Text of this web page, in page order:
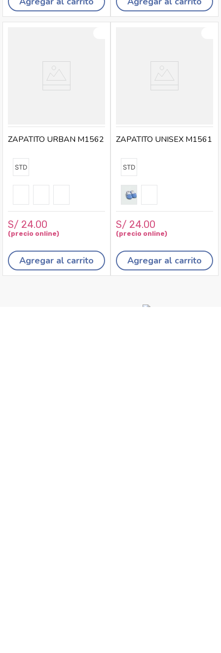
STD
ZAPATITO URBAN M1562
S/ 24.00
Agregar al carrito
STD
ZAPATITO UNISEX M1561
S/ 24.00
Agregar al carrito